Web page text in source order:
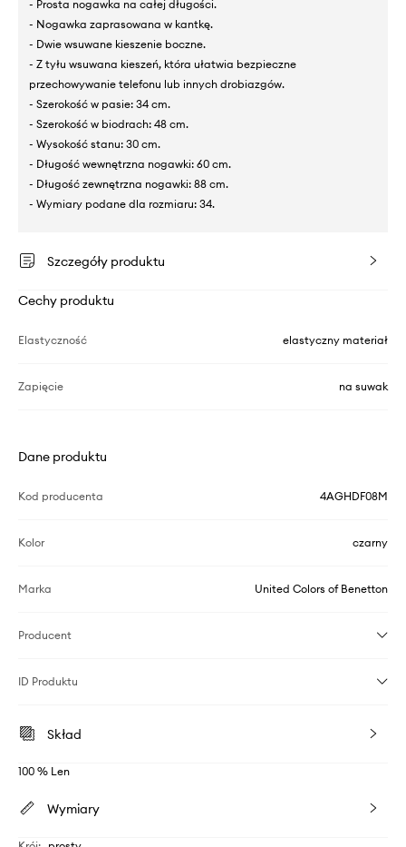
- Prosta nogawka na całej długości.
- Nogawka zaprasowana w kantkę.
- Dwie wsuwane kieszenie boczne.
- Z tyłu wsuwana kieszeń, która ułatwia bezpieczne
przechowywanie telefonu lub innych drobiazgów.
- Szerokość w pasie: 34 cm.
- Szerokość w biodrach: 48 cm.
- Wysokość stanu: 30 cm.
- Długość wewnętrzna nogawki: 60 cm.
- Długość zewnętrzna nogawki: 88 cm.
- Wymiary podane dla rozmiaru: 34.
Szczegóły produktu
Cechy produktu
Elastyczność elastyczny materiał
Zapięcie na suwak
Dane produktu
Kod producenta 4AGHDF08M
Kolor czarny
Marka United Colors of Benetton
Producent
ID Produktu
Skład
100 % Len
Wymiary